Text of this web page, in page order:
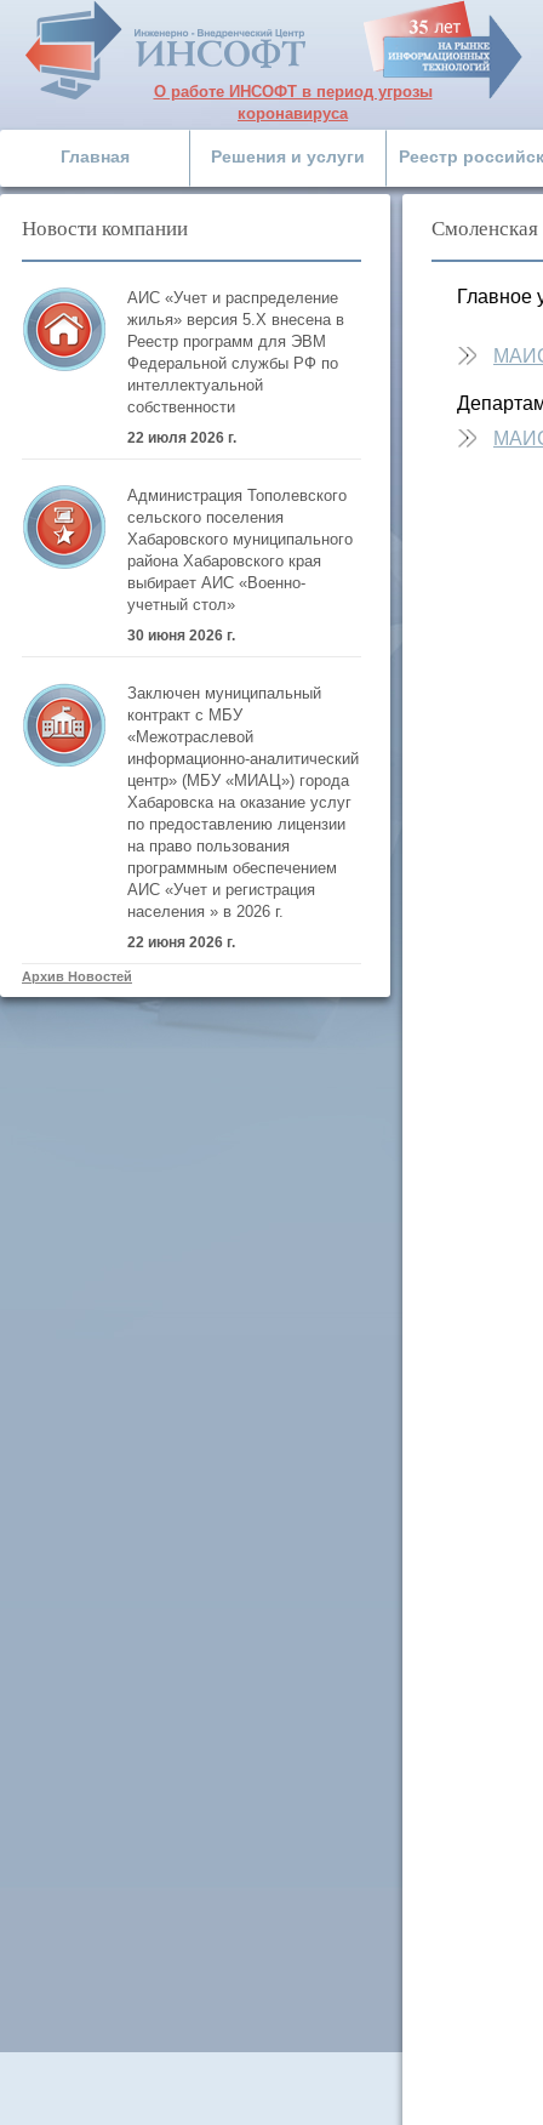
О работе ИНСОФТ в период угрозы
коронавируса
Главная Решения и услуги Реестр
Новости компании
АИС «Учет и распределение
жилья» версия 5.Х внесена в
Реестр программ для ЭВМ
Федеральной службы РФ по
интеллектуальной
собственности
22 июля 2026 г.
Администрация Тополевского
сельского поселения
Хабаровского муниципального
района Хабаровского края
выбирает АИС «Военно-
учетный стол»
30 июня 2026 г.
Заключен муниципальный
контракт с МБУ
«Межотраслевой
информационно-аналитический
центр» (МБУ «МИАЦ») города
Хабаровска на оказание услуг
по предоставлению лицензии
на право пользования
программным обеспечением
АИС «Учет и регистрация
населения » в 2026 г.
22 июня 2026 г.
Архив Новостей
Смоленская
Главное